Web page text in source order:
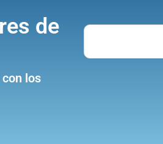
de
los
Search